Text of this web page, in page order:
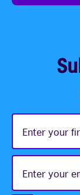
Enter
your
name
Enter
your